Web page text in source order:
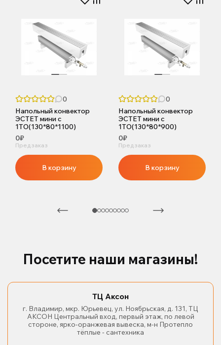
0
Напольный конвектор
ЭСТЕТ мини с
1ТО(130*80*1100)
0₽
Предзаказ
В корзину
0
Напольный конвектор
ЭСТЕТ мини с
1ТО(130*80*900)
0₽
Предзаказ
В корзину
Посетите наши магазины!
ТЦ Аксон
г. Владимир, мкр. Юрьевец, ул. Ноябрьская, д. 131, ТЦ
АКСОН Центральный вход, первый этаж, по левой
стороне, ярко-оранжевая вывеска, м-н Протепло
тёплые - сантехника